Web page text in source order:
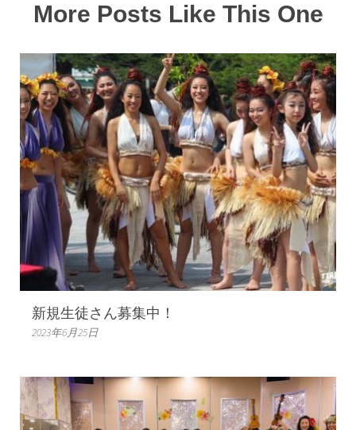
More Posts Like This One
新規生徒さん募集中！
2023年6月25日